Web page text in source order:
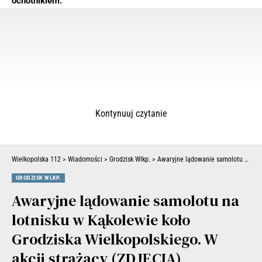
Kontynuuj czytanie
Wielkopolska 112 > Wiadomości > Grodzisk Wlkp. > Awaryjne lądowanie samolotu na lotnisku w Kąkolewie koło Grodziska Wielkopolskiego. W akcji strażacy (ZDJĘCIA)
GRODZISK WLKP.
Awaryjne lądowanie samolotu na
lotnisku w Kąkolewie koło
Grodziska Wielkopolskiego. W